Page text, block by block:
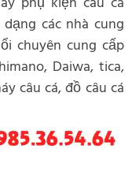
các nhà cung
chuyên cung cấp
Daiwa, tica,
câu cá, đồ câu cá